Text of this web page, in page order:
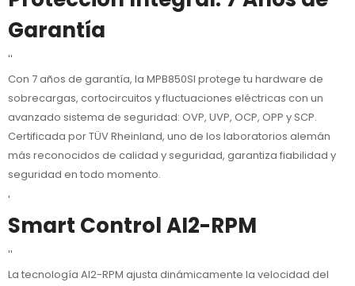
Garantía
''
Con 7 años de garantía, la MPB850SI protege tu hardware de
sobrecargas, cortocircuitos y fluctuaciones eléctricas con un
avanzado sistema de seguridad: OVP, UVP, OCP, OPP y SCP.
Certificada por TÜV Rheinland, uno de los laboratorios alemán
más reconocidos de calidad y seguridad, garantiza fiabilidad y
seguridad en todo momento.
'
Smart Control AI2-RPM
''
La tecnología AI2-RPM ajusta dinámicamente la velocidad del